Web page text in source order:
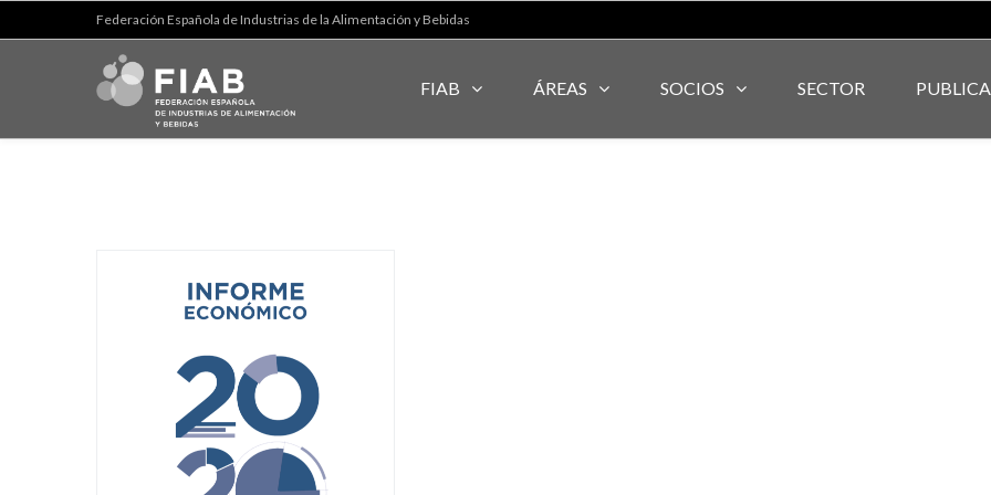
Federación Española de Industrias de la Alimentación y Bebidas
FIAB ÁREAS SOCIOS SECTOR